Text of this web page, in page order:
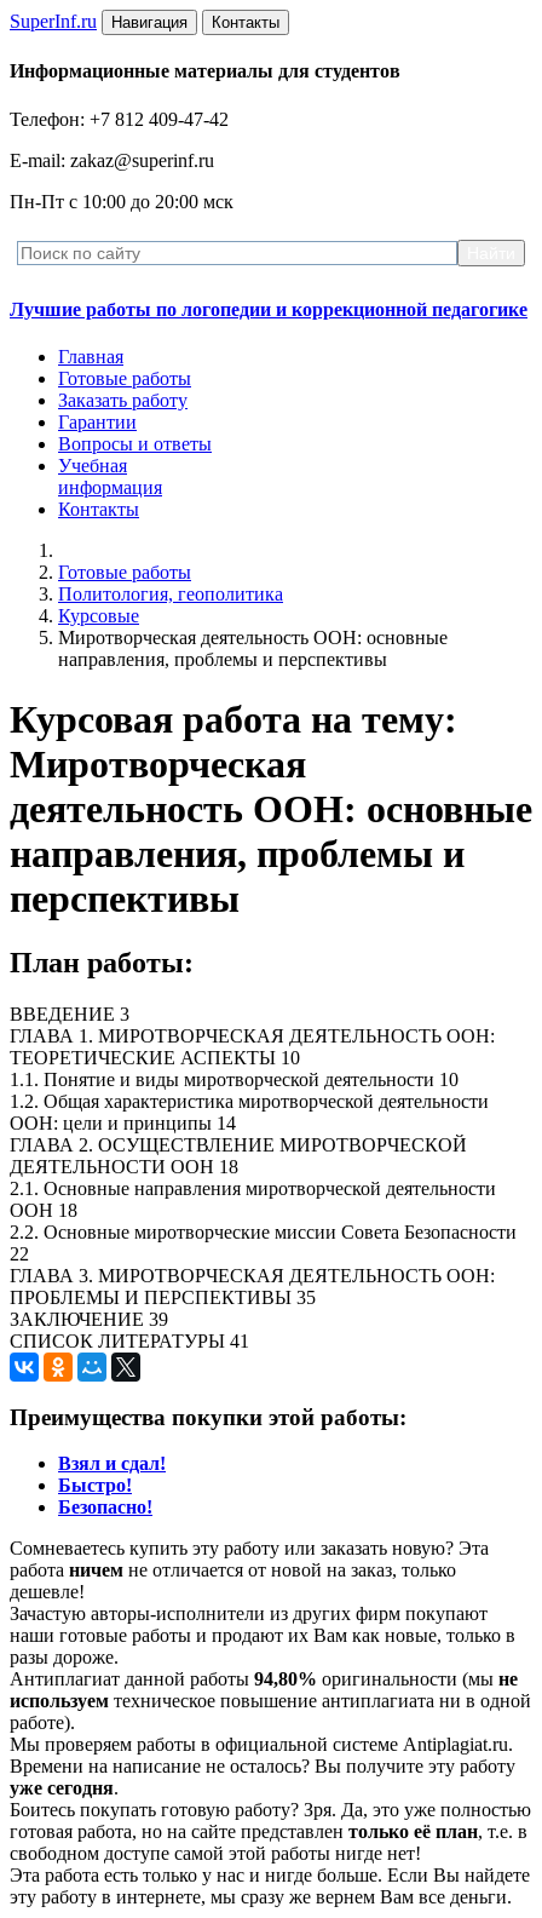
SuperInf.ru Навигация Контакты
Информационные материалы для студентов
Телефон: +7 812 409-47-42
E-mail: zakaz@superinf.ru
Пн-Пт с 10:00 до 20:00 мск
Лучшие работы по логопедии и коррекционной педагогике
Главная
Готовые работы
Заказать работу
Гарантии
Вопросы и ответы
Учебная
информация
Контакты
Готовые работы
Политология, геополитика
Курсовые
Миротворческая деятельность ООН: основные
направления, проблемы и перспективы
Курсовая работа на тему:
Миротворческая
деятельность ООН: основные
направления, проблемы и
перспективы
План работы:
ВВЕДЕНИЕ 3
ГЛАВА 1. МИРОТВОРЧЕСКАЯ ДЕЯТЕЛЬНОСТЬ ООН:
ТЕОРЕТИЧЕСКИЕ АСПЕКТЫ 10
1.1. Понятие и виды миротворческой деятельности 10
1.2. Общая характеристика миротворческой деятельности
ООН: цели и принципы 14
ГЛАВА 2. ОСУЩЕСТВЛЕНИЕ МИРОТВОРЧЕСКОЙ
ДЕЯТЕЛЬНОСТИ ООН 18
2.1. Основные направления миротворческой деятельности
ООН 18
2.2. Основные миротворческие миссии Совета Безопасности
22
ГЛАВА 3. МИРОТВОРЧЕСКАЯ ДЕЯТЕЛЬНОСТЬ ООН:
ПРОБЛЕМЫ И ПЕРСПЕКТИВЫ 35
ЗАКЛЮЧЕНИЕ 39
СПИСОК ЛИТЕРАТУРЫ 41
Преимущества покупки этой работы:
Взял и сдал!
Быстро!
Безопасно!
Сомневаетесь купить эту работу или заказать новую? Эта
работа ничем не отличается от новой на заказ, только
дешевле!
Зачастую авторы-исполнители из других фирм покупают
наши готовые работы и продают их Вам как новые, только в
разы дороже.
Антиплагиат данной работы 94,80% оригинальности (мы не
используем техническое повышение антиплагиата ни в одной
работе).
Мы проверяем работы в официальной системе Аntiplagiat.ru.
Времени на написание не осталось? Вы получите эту работу
уже сегодня.
Боитесь покупать готовую работу? Зря. Да, это уже полностью
готовая работа, но на сайте представлен только её план, т.е. в
свободном доступе самой этой работы нигде нет!
Эта работа есть только у нас и нигде больше. Если Вы найдете
эту работу в интернете, мы сразу же вернем Вам все деньги.